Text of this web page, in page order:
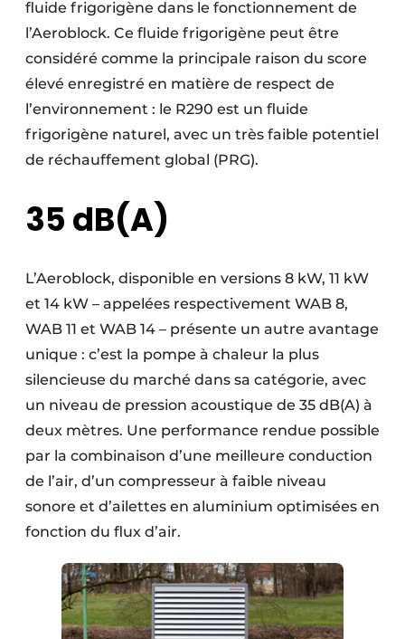
fluide frigorigène dans le fonctionnement de
l’Aeroblock. Ce fluide frigorigène peut être
considéré comme la principale raison du score
élevé enregistré en matière de respect de
l’environnement : le R290 est un fluide
frigorigène naturel, avec un très faible potentiel
de réchauffement global (PRG).
35 dB(A)
L’Aeroblock, disponible en versions 8 kW, 11 kW
et 14 kW – appelées respectivement WAB 8,
WAB 11 et WAB 14 – présente un autre avantage
unique : c’est la pompe à chaleur la plus
silencieuse du marché dans sa catégorie, avec
un niveau de pression acoustique de 35 dB(A) à
deux mètres. Une performance rendue possible
par la combinaison d’une meilleure conduction
de l’air, d’un compresseur à faible niveau
sonore et d’ailettes en aluminium optimisées en
fonction du flux d’air.